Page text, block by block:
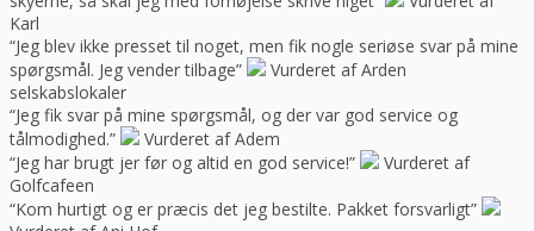
Karl
“Jeg blev ikke presset til noget, men fik nogle seriøse svar på mine
spørgsmål. Jeg vender tilbage”
Vurderet af Arden
selskabslokaler
“Jeg fik svar på mine spørgsmål, og der var god service og
tålmodighed.”
Vurderet af Adem
“Jeg har brugt jer før og altid en god service!”
Vurderet af
Golfcafeen
“Kom hurtigt og er præcis det jeg bestilte. Pakket forsvarligt”